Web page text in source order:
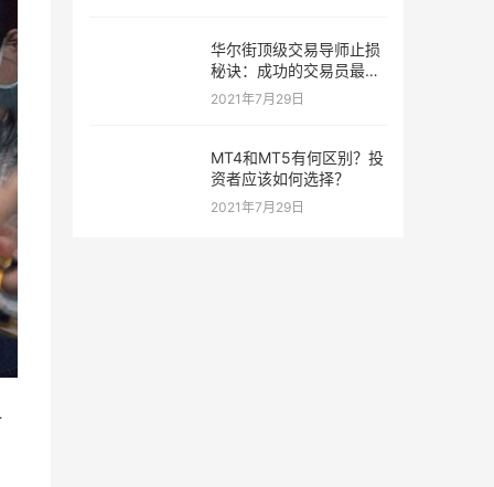
华尔街顶级交易导师止损
秘诀：成功的交易员最喜
欢的三种止损策略！
2021年7月29日
MT4和MT5有何区别？投
资者应该如何选择？
2021年7月29日